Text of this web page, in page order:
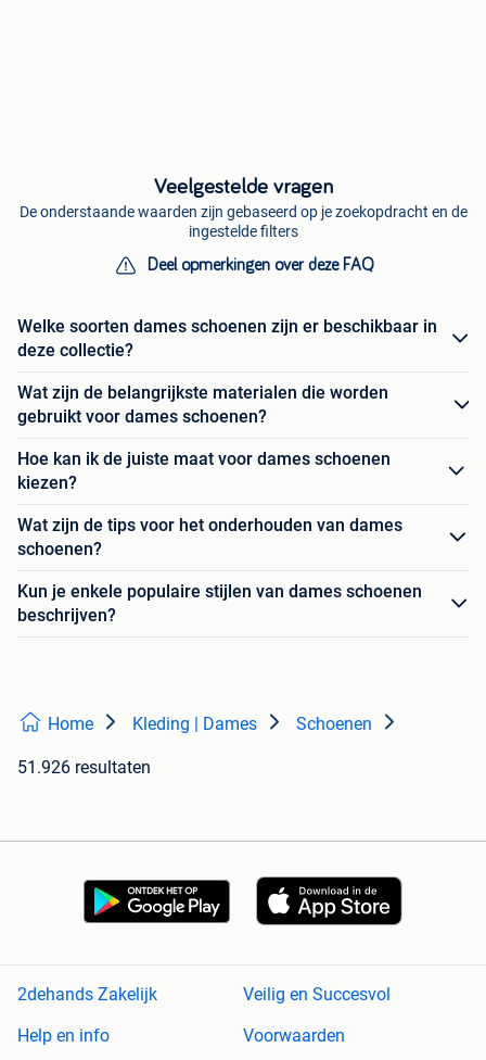
Veelgestelde vragen
De onderstaande waarden zijn gebaseerd op je zoekopdracht en de
ingestelde filters
Deel opmerkingen over deze FAQ
Welke soorten dames schoenen zijn er beschikbaar in
deze collectie?
Wat zijn de belangrijkste materialen die worden
gebruikt voor dames schoenen?
Hoe kan ik de juiste maat voor dames schoenen
kiezen?
Wat zijn de tips voor het onderhouden van dames
schoenen?
Kun je enkele populaire stijlen van dames schoenen
beschrijven?
Home Kleding | Dames Schoenen
51.926 resultaten
2dehands Zakelijk
Veilig en Succesvol
Help en info
Voorwaarden